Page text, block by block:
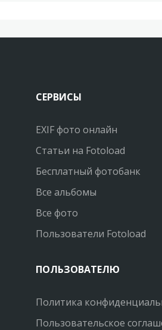
СЕРВИСЫ
EXIF фото онлайн
Статьи на Fotoload
Бесплатный фотобанк
Все альбомы
Все фото
Пользователи Fotoload
ПОЛЬЗОВАТЕЛЮ
Политика
Пользовательское